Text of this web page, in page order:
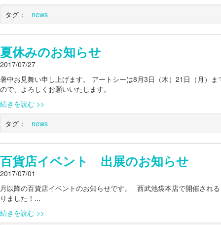
タグ：
news
夏休みのお知らせ
2017/07/27
暑中お見舞い申し上げます。 アートシーは8月3日（木）21日（月）
ので、よろしくお願いいたします。
続きを読む
タグ：
news
百貨店イベント 出展のお知らせ
2017/07/01
月以降の百貨店イベントのお知らせです。 西武池袋本店で開催され
りました！...
続きを読む